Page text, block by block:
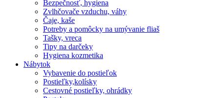
Bezpečnosť, hygiena
Zvlhčovače vzduchu, váhy
Čaje, kaše
Potreby a pomôcky na umývanie fliaš
Tašky, vreca
Tipy na darčeky
Hygiena kozmetika
Nábytok
Vybavenie do postieľok
Postieľky,kolísky
Cestovné postieľky, ohrádky